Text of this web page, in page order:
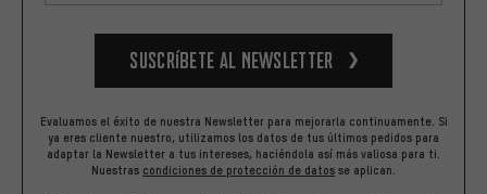
Suscríbete al newsletter
Evaluamos el éxito de nuestra Newsletter para mejorarla continuamente. Si
ya eres cliente nuestro, utilizamos los datos de tus últimos pedidos para
adaptar la Newsletter a tus intereses, haciéndola así más valiosa para ti.
Nuestras condiciones de protección de datos se aplican.